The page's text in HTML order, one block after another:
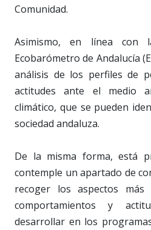
Comunidad.
Asimismo, en línea con
Ecobarómetro de Andalucía
análisis de los perfiles de
actitudes ante el medio
climático, que se pueden
sociedad andaluza.
De la misma forma, está
contemple un apartado de
recoger los aspectos más
comportamientos y
desarrollar en los